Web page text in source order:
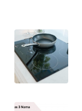
CIREBON
WN
INDRAMAYU